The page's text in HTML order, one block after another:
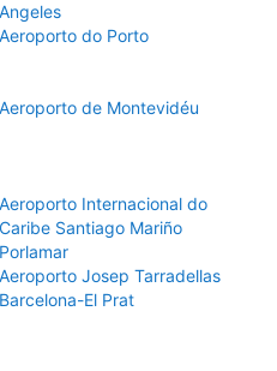
Angeles
Aeroporto do Porto
Aeroporto de Montevidéu
Aeroporto Internacional do
Caribe Santiago Mariño
Porlamar
Aeroporto Josep Tarradellas
Barcelona-El Prat